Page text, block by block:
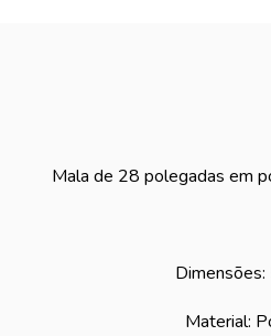
Mala de 28 polegadas em
Material: